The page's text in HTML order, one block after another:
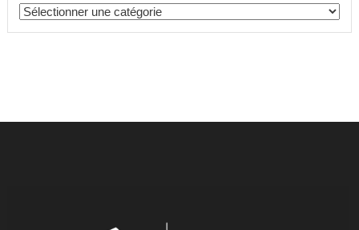
Catégories